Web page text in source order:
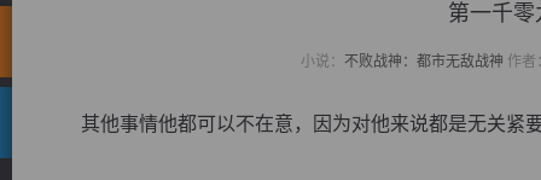
第一千
小说： 不败战神：都市无敌战神 作者
其他事情他都可以不在意，因为对他来说都是无关紧